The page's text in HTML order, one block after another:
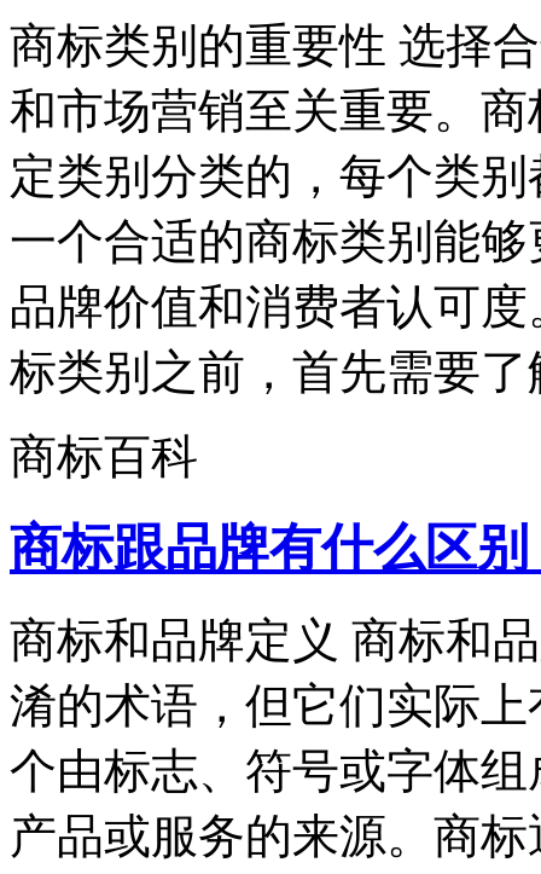
商标类别的重要性 选择
和市场营销至关重要。
定类别分类的，每个类
一个合适的商标类别能
品牌价值和消费者认可
标类别之前，首先需要
商标百科
商标跟品牌有什么区别
商标和品牌定义 商标和
淆的术语，但它们实际
个由标志、符号或字体
产品或服务的来源。商